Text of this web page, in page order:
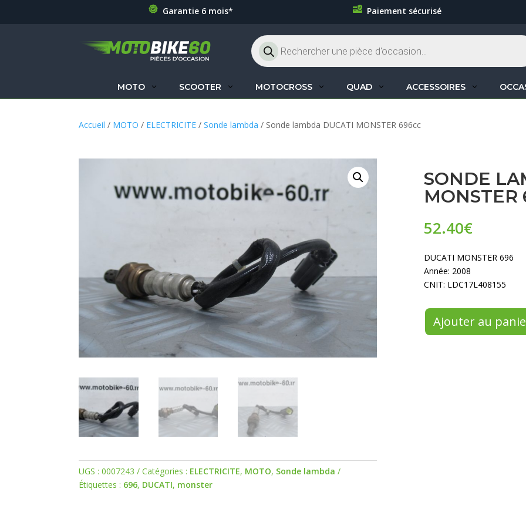
Garantie 6 mois* Paiement sécurisé
Recherche
de
produits
MOTO SCOOTER MOTOCROSS QUAD ACCESSOIRES
Accueil / MOTO / ELECTRICITE /Sonde lambda / Sonde lambda DUCATI MONSTER 696cc
UGS :0007243 Catégories : ELECTRICITE, MOTO, Sonde lambda
Étiquettes : 696, DUCATI, monster
SONDE
MONSTER
52.40€
DUCATI MONSTER 696
Année: 2008
CNIT: LDC17L408155
Ajouter au